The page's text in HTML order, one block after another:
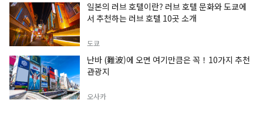
일본의 러브 호텔이란? 러브 호텔 문화와 도쿄에
서 추천하는 러브 호텔 10곳 소개
도쿄
난바 (難波)에 오면 여기만큼은 꼭！10가지 추천
관광지
오사카